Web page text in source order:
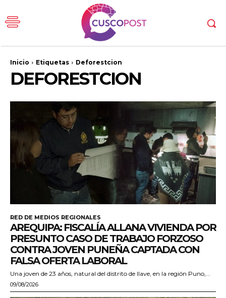
Inicio Etiquetas Deforestcion
DEFORESTCION
RED DE MEDIOS REGIONALES
AREQUIPA: FISCALÍA ALLANA VIVIENDA POR
PRESUNTO CASO DE TRABAJO FORZOSO
CONTRA JOVEN PUNEÑA CAPTADA CON
FALSA OFERTA LABORAL
Una joven de 23 años, natural del distrito de Ilave, en la región Puno,...
09/08/2026